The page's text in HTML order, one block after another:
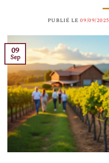
PUBLIÉ LE09/09/2025
09
Sep